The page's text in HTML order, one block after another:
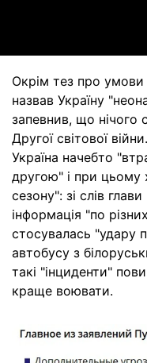
Окрім тез про умови
назвав Україну
запевнив, що нічого
Другої світової
Україна начебто
другою" і при цьому
сезону": зі слів
інформація "по
стосувалась "удару
автобусу з
такі "інциденти"
краще воювати.